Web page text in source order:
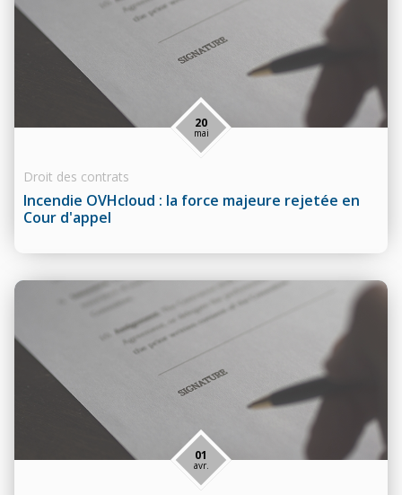
Incendie OVHcloud : la force majeure rejetée en
Cour d'appel
20
mai
Droit des contrats
01
avr.